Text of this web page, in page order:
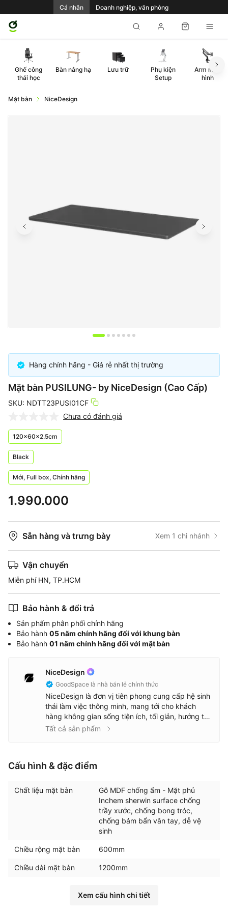
Cá nhân Doanh nghiệp, văn phòng
Ghế công
thái học
Bàn nâng hạ Lưu trữ
Phụ kiện
Setup
Arm màn
hình
Mặt bàn NiceDesign
of
Hàng chính hãng - Giá rẻ nhất thị trường
Mặt bàn PUSILUNG- by NiceDesign (Cao Cấp)
SKU: NDTT23PUSI01CF
Chưa có đánh giá
120x60x2.5cm
Black
Mới, Full box, Chính hãng
1.990.000
Sẵn hàng và trưng bày Xem 1 chi nhánh
Vận chuyển
Miễn phí HN, TP.HCM
Bảo hành & đổi trả
Sản phẩm phân phối chính hãng
Bảo hành 05 năm chính hãng đối với khung bàn
Bảo hành 01 năm chính hãng đối với mặt bàn
NiceDesign
GoodSpace là nhà bán lẻ chính thức
NiceDesign là đơn vị tiên phong cung cấp hệ sinh
thái làm việc thông minh, mang tới cho khách
hàng không gian sống tiện ích, tối giản, hướng tới
sự tối ưu và cải tiến, tạo ra những giá trị mới với
Tất cả sản phẩm
Cấu hình & đặc điểm
Chất liệu mặt bàn
Gỗ MDF chống ẩm - Mặt phủ
Inchem sherwin surface chống
trầy xước, chống bong tróc,
chống bám bẩn vân tay, dễ vệ
sinh
Chiều rộng mặt bàn 600mm
Chiều dài mặt bàn 1200mm
Xem cấu hình chi tiết